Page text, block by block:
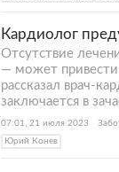
Кардиолог
Отсутствие
— может привести
рассказал врач-
заключается в
07:01, 21 июля 2023
Юрий Конев